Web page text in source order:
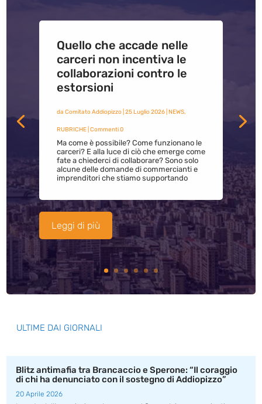
Quello che accade nelle
carceri non incentiva le
collaborazioni contro le
estorsioni
da Comitato Addiopizzo| 25 Luglio 2026| NEWS,
RUBRICHE| Commenti 0
Ma come è possibile? Come funzionano le
carceri? E alla luce di ciò che emerge come
fate a chiederci di collaborare? Sono solo
alcune delle domande di commercianti e
imprenditori che stiamo supportando
Leggi di più
ULTIME DAI GIORNALI
Blitz antimafia tra Brancaccio e Sperone: “Il coraggio
di chi ha denunciato con il sostegno di Addiopizzo”
20 Aprile 2026